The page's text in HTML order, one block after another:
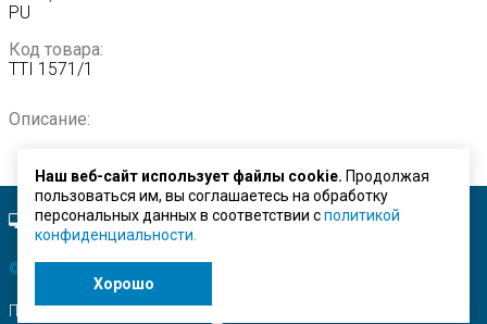
PU
Код товара:
TTI 1571/1
Описание:
Полная версия сайта.
© ЗАО "Строймашсервис"
Поисковое продвижение
Наш веб-сайт использует файлы cookie. Продолжая
пользоваться им, вы соглашаетесь на обработку
персональных данных в соответствии сполитикой
конфиденциальности.
Хорошо